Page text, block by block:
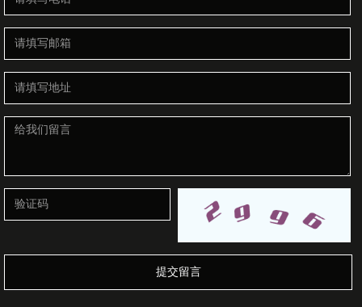
提交留言